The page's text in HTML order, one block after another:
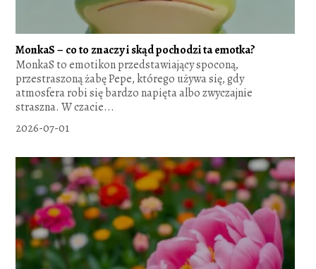
MonkaS – co to znaczy i skąd pochodzi ta emotka?
MonkaS to emotikon przedstawiający spoconą,
przestraszoną żabę Pepe, którego używa się, gdy
atmosfera robi się bardzo napięta albo zwyczajnie
straszna. W czacie...
2026-07-01